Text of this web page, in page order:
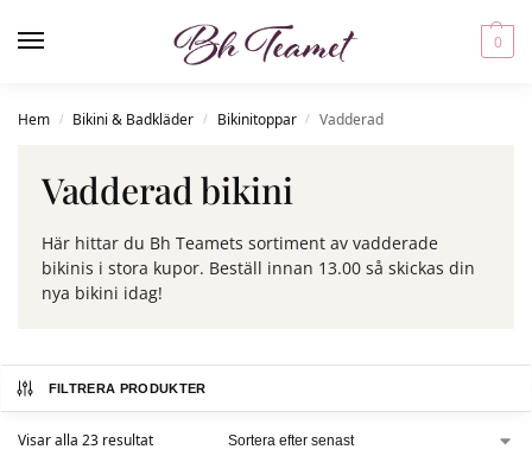
0
Hem / Bikini & Badkläder / Bikinitoppar / Vadderad
Vadderad bikini
Här hittar du Bh Teamets sortiment av vadderade
bikinis i stora kupor. Beställ innan 13.00 så skickas din
nya bikini idag!
FILTRERA PRODUKTER
Visar alla 23 resultat